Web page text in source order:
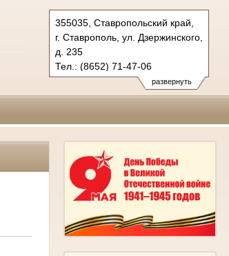
развернуть
355035, Ставропольский край,
г. Ставрополь, ул. Дзержинского,
д. 235
Тел.: (8652) 71-47-06
lenynsky.stv@sudrf.ru